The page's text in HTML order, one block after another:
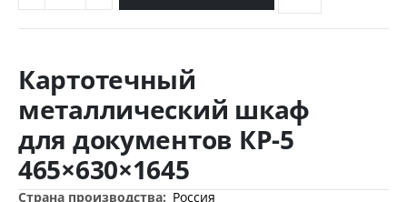
к
началу
галереи
изображений
Картотечный
металлический шкаф
для документов КР-5
465×630×1645
Дополнительная
Россия